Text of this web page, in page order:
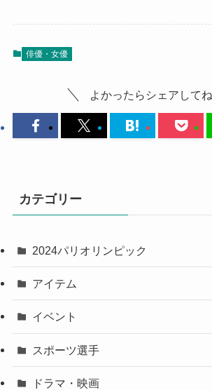
俳優・女優
よかったらシェアしてね
カテゴリー
2024パリオリンピック
アイテム
イベント
スポーツ選手
ドラマ・映画